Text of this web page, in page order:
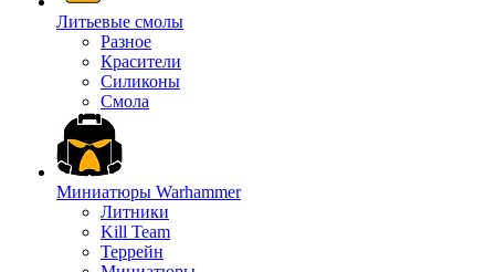
Литьевые смолы
Разное
Красители
Силиконы
Смола
Миниатюры Warhammer
Литники
Kill Team
Террейн